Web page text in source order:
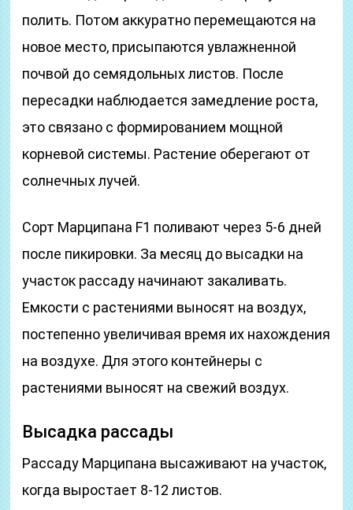
полить. Потом аккуратно перемещаются на
новое место, присыпаются увлажненной
почвой до семядольных листов. После
пересадки наблюдается замедление роста,
это связано с формированием мощной
корневой системы. Растение оберегают от
солнечных лучей.
Сорт Марципана F1 поливают через 5-6 дней
после пикировки. За месяц до высадки на
участок рассаду начинают закаливать.
Емкости с растениями выносят на воздух,
постепенно увеличивая время их нахождения
на воздухе. Для этого контейнеры с
растениями выносят на свежий воздух.
Высадка рассады
Рассаду Марципана высаживают на участок,
когда выростает 8-12 листов.